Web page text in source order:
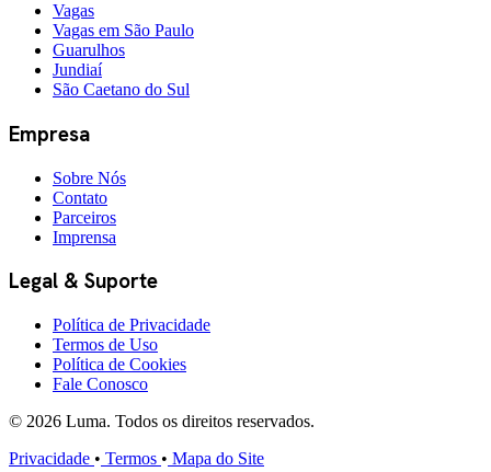
Vagas
Vagas em São Paulo
Guarulhos
Jundiaí
São Caetano do Sul
Empresa
Sobre Nós
Contato
Parceiros
Imprensa
Legal & Suporte
Política de Privacidade
Termos de Uso
Política de Cookies
Fale Conosco
© 2026 Luma. Todos os direitos reservados.
Privacidade • Termos • Mapa do Site